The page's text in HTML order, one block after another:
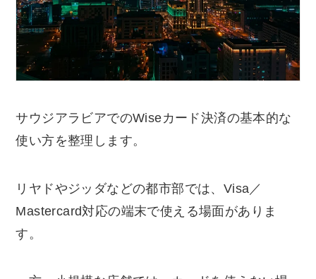
サウジアラビアでのWiseカード決済の基本的な
使い方を整理します。
リヤドやジッダなどの都市部では、Visa／
Mastercard対応の端末で使える場面がありま
す。